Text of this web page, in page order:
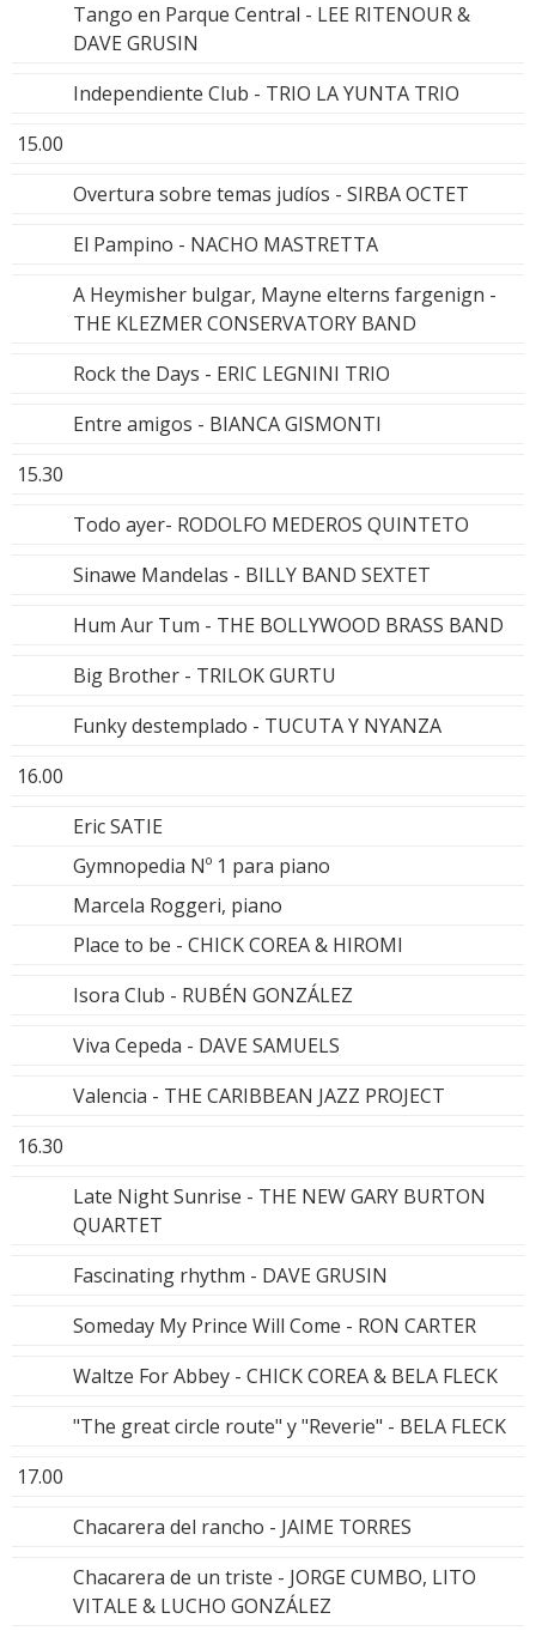
Tango en Parque Central - LEE RITENOUR &
DAVE GRUSIN
Independiente Club - TRIO LA YUNTA TRIO
15.00
Overtura sobre temas judíos - SIRBA OCTET
El Pampino - NACHO MASTRETTA
A Heymisher bulgar, Mayne elterns fargenign -
THE KLEZMER CONSERVATORY BAND
Rock the Days - ERIC LEGNINI TRIO
Entre amigos - BIANCA GISMONTI
15.30
Todo ayer- RODOLFO MEDEROS QUINTETO
Sinawe Mandelas - BILLY BAND SEXTET
Hum Aur Tum - THE BOLLYWOOD BRASS BAND
Big Brother - TRILOK GURTU
Funky destemplado - TUCUTA Y NYANZA
16.00
Eric SATIE
Gymnopedia Nº 1 para piano
Marcela Roggeri, piano
Place to be - CHICK COREA & HIROMI
Isora Club - RUBÉN GONZÁLEZ
Viva Cepeda - DAVE SAMUELS
Valencia - THE CARIBBEAN JAZZ PROJECT
16.30
Late Night Sunrise - THE NEW GARY BURTON
QUARTET
Fascinating rhythm - DAVE GRUSIN
Someday My Prince Will Come - RON CARTER
Waltze For Abbey - CHICK COREA & BELA FLECK
"The great circle route" y "Reverie" - BELA FLECK
17.00
Chacarera del rancho - JAIME TORRES
Chacarera de un triste - JORGE CUMBO, LITO
VITALE & LUCHO GONZÁLEZ